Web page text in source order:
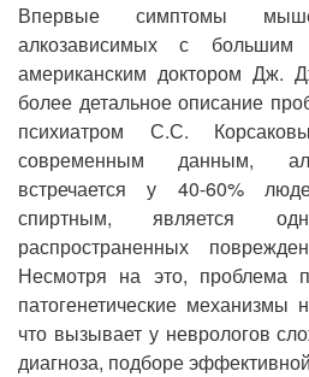
Впервые симптомы
алкозависимых с большим
американским доктором Дж.
более детальное описание
психиатром С.С.
современным данным,
встречается у 40-60%
спиртным, является
распространенных
Несмотря на это, проблема
патогенетические
что вызывает у неврологов
диагноза, подборе